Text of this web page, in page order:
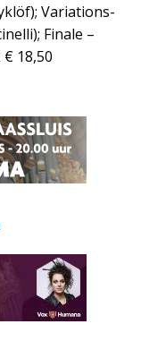
Variations-
Finale –
18,50